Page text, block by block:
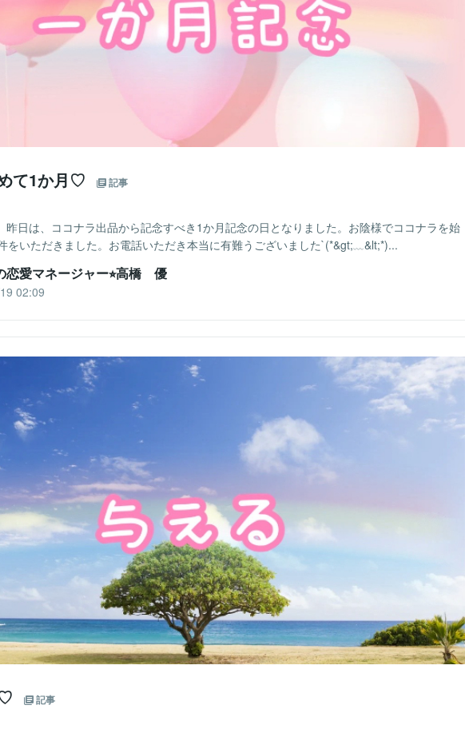
て1か月♡ 記事
昨日は、ココナラ出品から記念すべき1か月記念の日となりました。お陰様でココナラを始
をいただきました。お電話いただき本当に有難うございました`(*&gt;﹏&lt;*)...
恋愛マネージャー⭐︎高橋 優
02:09
記事